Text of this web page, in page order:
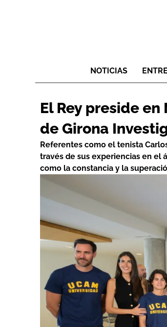
NOTICIAS
El Rey preside
de Girona
Referentes como el tenista
través de sus experiencias en
como la constancia y la